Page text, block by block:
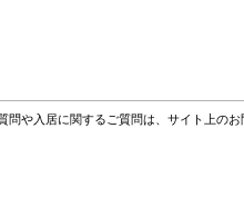
や入居に関するご質問は、サイト上の